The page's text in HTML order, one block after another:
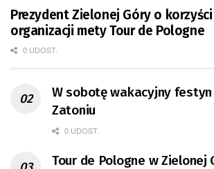
Prezydent Zielonej Góry o korzyści
organizacji mety Tour de Pologne
0 UDOST.
W sobotę wakacyjny
Zatoniu
0 UDOST.
Tour de Pologne w Zielonej